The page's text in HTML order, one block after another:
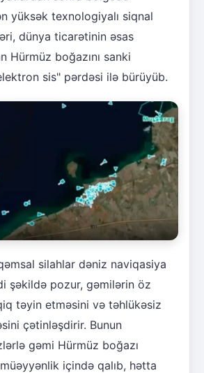
yüksək texnologiyalı siqnal
dünya ticarətinin əsas
Hürmüz boğazını sanki
sis" pərdəsi ilə bürüyüb.
silahlar dəniz naviqasiya
şəkildə pozur, gəmilərin öz
təyin etməsini və təhlükəsiz
çətinləşdirir. Bunun
gəmi Hürmüz boğazı
içində qalıb, hətta